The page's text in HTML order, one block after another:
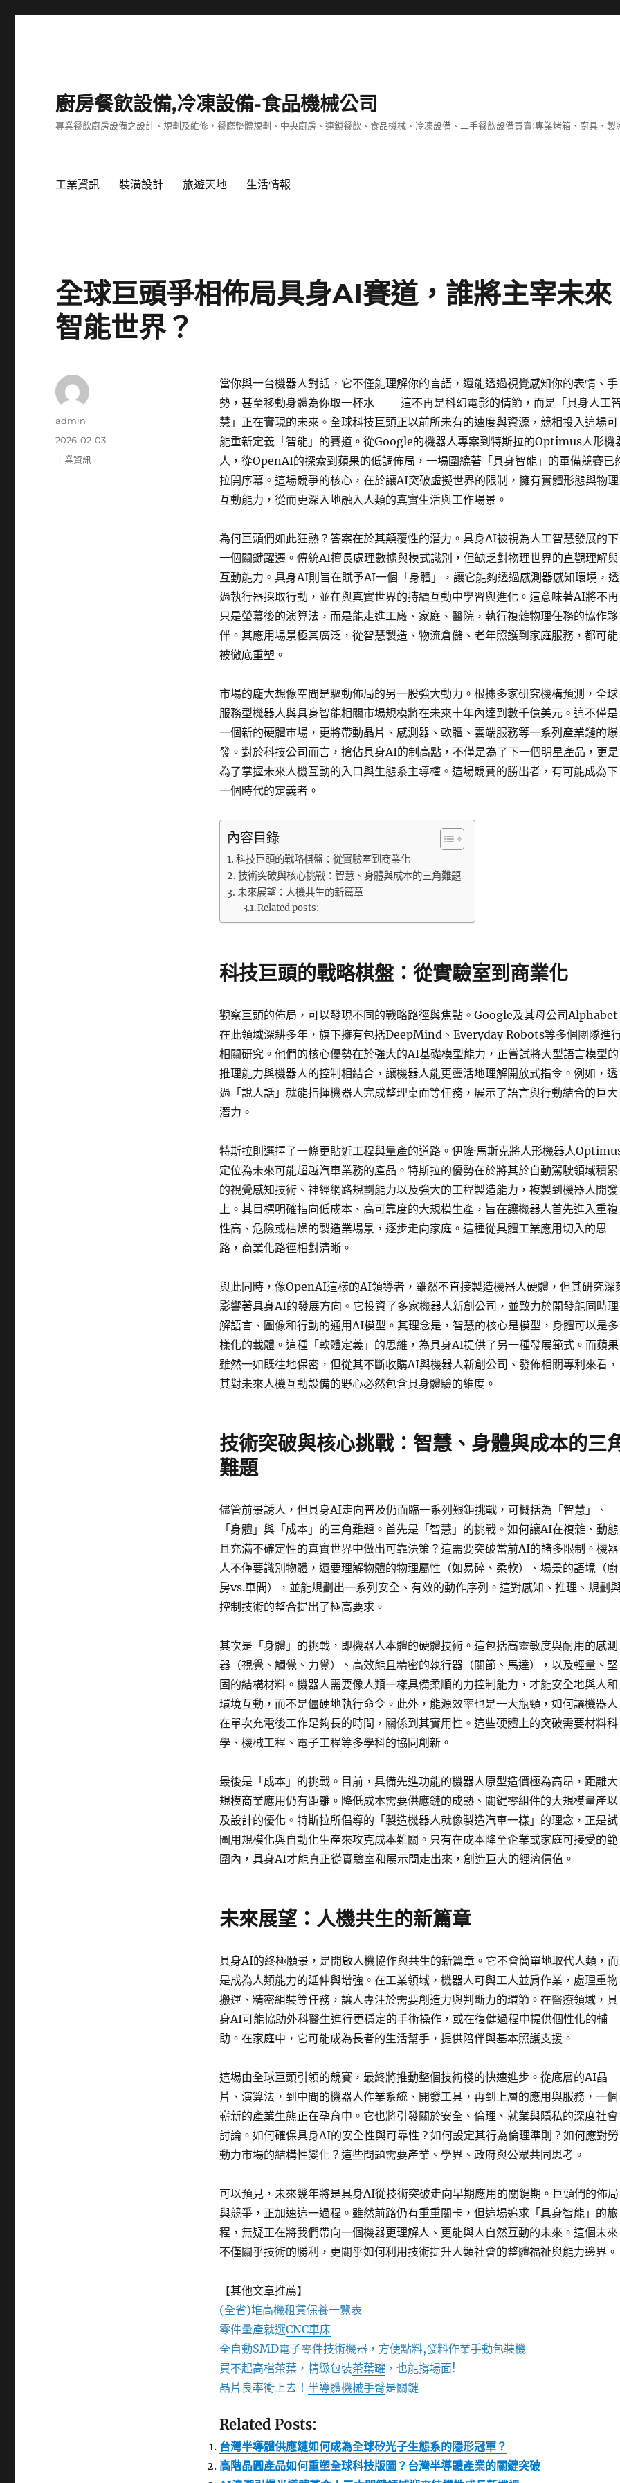
廚房餐飲設備,冷凍設備-食品機械公司
專業餐飲廚房設備之設計、規劃及維修，餐廳整體規劃、中央廚房、連鎖餐飲、食品機械、冷凍設備、二手餐飲設備買賣:專業烤箱、廚具、
工業資訊 裝潢設計 旅遊天地 生活情報
全球巨頭爭相佈局具身AI賽道，誰將主宰未來
智能世界？
當你與一台機器人對話，它不僅能理解你的言語，還能透過視覺感知你的表情、手
勢，甚至移動身體為你取一杯水——這不再是科幻電影的情節，而是「具身人工
慧」正在實現的未來。全球科技巨頭正以前所未有的速度與資源，競相投入這場可
能重新定義「智能」的賽道。從Google的機器人專案到特斯拉的Optimus人形機
人，從OpenAI的探索到蘋果的低調佈局，一場圍繞著「具身智能」的軍備競賽已
拉開序幕。這場競爭的核心，在於讓AI突破虛擬世界的限制，擁有實體形態與物理
互動能力，從而更深入地融入人類的真實生活與工作場景。
為何巨頭們如此狂熱？答案在於其顛覆性的潛力。具身AI被視為人工智慧發展的下
一個關鍵躍遷。傳統AI擅長處理數據與模式識別，但缺乏對物理世界的直觀理解與
互動能力。具身AI則旨在賦予AI一個「身體」，讓它能夠透過感測器感知環境，透
過執行器採取行動，並在與真實世界的持續互動中學習與進化。這意味著AI將不再
只是螢幕後的演算法，而是能走進工廠、家庭、醫院，執行複雜物理任務的協作夥
伴。其應用場景極其廣泛，從智慧製造、物流倉儲、老年照護到家庭服務，都可能
被徹底重塑。
市場的龐大想像空間是驅動佈局的另一股強大動力。根據多家研究機構預測，全球
服務型機器人與具身智能相關市場規模將在未來十年內達到數千億美元。這不僅是
一個新的硬體市場，更將帶動晶片、感測器、軟體、雲端服務等一系列產業鏈的爆
發。對於科技公司而言，搶佔具身AI的制高點，不僅是為了下一個明星產品，更是
為了掌握未來人機互動的入口與生態系主導權。這場競賽的勝出者，有可能成為下
一個時代的定義者。
內容目錄
科技巨頭的戰略棋盤：從實驗室到商業化
技術突破與核心挑戰：智慧、身體與成本的三角難題
未來展望：人機共生的新篇章
Related posts:
科技巨頭的戰略棋盤：從實驗室到商業化
觀察巨頭的佈局，可以發現不同的戰略路徑與焦點。Google及其母公司Alphabet
在此領域深耕多年，旗下擁有包括DeepMind、Everyday Robots等多個團隊進
相關研究。他們的核心優勢在於強大的AI基礎模型能力，正嘗試將大型語言模型的
推理能力與機器人的控制相結合，讓機器人能更靈活地理解開放式指令。例如，透
過「說人話」就能指揮機器人完成整理桌面等任務，展示了語言與行動結合的巨大
潛力。
特斯拉則選擇了一條更貼近工程與量產的道路。伊隆·馬斯克將人形機器人
定位為未來可能超越汽車業務的產品。特斯拉的優勢在於將其於自動駕駛領域積累
的視覺感知技術、神經網路規劃能力以及強大的工程製造能力，複製到機器人開發
上。其目標明確指向低成本、高可靠度的大規模生產，旨在讓機器人首先進入重複
性高、危險或枯燥的製造業場景，逐步走向家庭。這種從具體工業應用切入的思
路，商業化路徑相對清晰。
與此同時，像OpenAI這樣的AI領導者，雖然不直接製造機器人硬體，但其研究深
影響著具身AI的發展方向。它投資了多家機器人新創公司，並致力於開發能同時理
解語言、圖像和行動的通用AI模型。其理念是，智慧的核心是模型，身體可以是多
樣化的載體。這種「軟體定義」的思維，為具身AI提供了另一種發展範式。而蘋果
雖然一如既往地保密，但從其不斷收購AI與機器人新創公司、發佈相關專利來看，
其對未來人機互動設備的野心必然包含具身體驗的維度。
技術突破與核心挑戰：智慧、身體與成本的三
難題
儘管前景誘人，但具身AI走向普及仍面臨一系列艱鉅挑戰，可概括為「智慧」、
「身體」與「成本」的三角難題。首先是「智慧」的挑戰。如何讓AI在複雜、動態
且充滿不確定性的真實世界中做出可靠決策？這需要突破當前AI的諸多限制。機器
人不僅要識別物體，還要理解物體的物理屬性（如易碎、柔軟）、場景的語境（廚
房vs.車間），並能規劃出一系列安全、有效的動作序列。這對感知、推理、規劃
控制技術的整合提出了極高要求。
其次是「身體」的挑戰，即機器人本體的硬體技術。這包括高靈敏度與耐用的感測
器（視覺、觸覺、力覺）、高效能且精密的執行器（關節、馬達），以及輕量、堅
固的結構材料。機器人需要像人類一樣具備柔順的力控制能力，才能安全地與人和
環境互動，而不是僵硬地執行命令。此外，能源效率也是一大瓶頸，如何讓機器人
在單次充電後工作足夠長的時間，關係到其實用性。這些硬體上的突破需要材料科
學、機械工程、電子工程等多學科的協同創新。
最後是「成本」的挑戰。目前，具備先進功能的機器人原型造價極為高昂，距離大
規模商業應用仍有距離。降低成本需要供應鏈的成熟、關鍵零組件的大規模量產以
及設計的優化。特斯拉所倡導的「製造機器人就像製造汽車一樣」的理念，正是試
圖用規模化與自動化生產來攻克成本難關。只有在成本降至企業或家庭可接受的範
圍內，具身AI才能真正從實驗室和展示間走出來，創造巨大的經濟價值。
未來展望：人機共生的新篇章
具身AI的終極願景，是開啟人機協作與共生的新篇章。它不會簡單地取代人類，而
是成為人類能力的延伸與增強。在工業領域，機器人可與工人並肩作業，處理重物
搬運、精密組裝等任務，讓人專注於需要創造力與判斷力的環節。在醫療領域，具
身AI可能協助外科醫生進行更穩定的手術操作，或在復健過程中提供個性化的輔
助。在家庭中，它可能成為長者的生活幫手，提供陪伴與基本照護支援。
這場由全球巨頭引領的競賽，最終將推動整個技術棧的快速進步。從底層的AI晶
片、演算法，到中間的機器人作業系統、開發工具，再到上層的應用與服務，一個
嶄新的產業生態正在孕育中。它也將引發關於安全、倫理、就業與隱私的深度社會
討論。如何確保具身AI的安全性與可靠性？如何設定其行為倫理準則？如何應對勞
動力市場的結構性變化？這些問題需要產業、學界、政府與公眾共同思考。
可以預見，未來幾年將是具身AI從技術突破走向早期應用的關鍵期。巨頭們的佈局
與競爭，正加速這一過程。雖然前路仍有重重關卡，但這場追求「具身智能」的旅
程，無疑正在將我們帶向一個機器更理解人、更能與人自然互動的未來。這個未來
不僅關乎技術的勝利，更關乎如何利用技術提升人類社會的整體福祉與能力邊界。
【其他文章推薦】
(全省)堆高機租賃保養一覽表
零件量產就選CNC車床
全自動SMD電子零件技術機器，方便點料,發料作業手動包裝機
買不起高檔茶葉，精緻包裝茶葉罐，也能撐場面!
晶片良率衝上去！ 半導體機械手臂是關鍵
Related Posts:
台灣半導體供應鏈如何成為全球矽光子生態系的隱形冠軍？
高階晶圓產品如何重塑全球科技版圖？台灣半導體產業的關鍵突破
作
admin
發
2026-02-03
分
工業資訊